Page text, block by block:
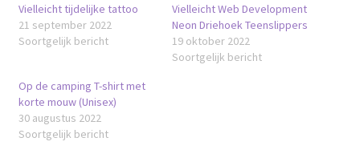
Vielleicht tijdelijke tattoo
21 september 2022
Soortgelijk bericht
Vielleicht Web Development
Neon Driehoek Teenslippers
19 oktober 2022
Soortgelijk bericht
Op de camping T-shirt met
korte mouw (Unisex)
30 augustus 2022
Soortgelijk bericht